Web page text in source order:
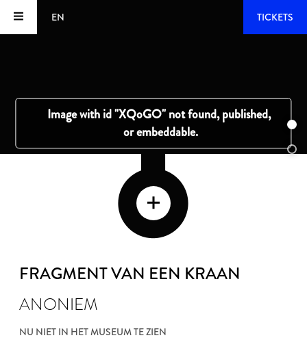
EN TICKETS
FRAGMENT VAN EEN KRAAN
ANONIEM
NU NIET IN HET MUSEUM TE ZIEN